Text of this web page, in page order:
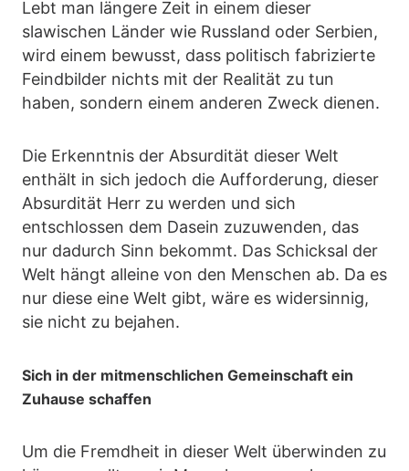
Lebt man längere Zeit in einem dieser
slawischen Länder wie Russland oder Serbien,
wird einem bewusst, dass politisch fabrizierte
Feindbilder nichts mit der Realität zu tun
haben, sondern einem anderen Zweck dienen.
Die Erkenntnis der Absurdität dieser Welt
enthält in sich jedoch die Aufforderung, dieser
Absurdität Herr zu werden und sich
entschlossen dem Dasein zuzuwenden, das
nur dadurch Sinn bekommt. Das Schicksal der
Welt hängt alleine von den Menschen ab. Da es
nur diese eine Welt gibt, wäre es widersinnig,
sie nicht zu bejahen.
Sich in der mitmenschlichen Gemeinschaft ein
Zuhause schaffen
Um die Fremdheit in dieser Welt überwinden zu